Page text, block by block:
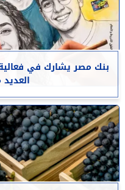
بنك مصر يشارك في